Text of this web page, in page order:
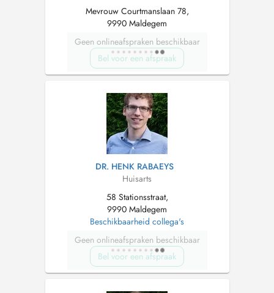
Mevrouw Courtmanslaan 78,
9990 Maldegem
Geen onlineafspraken beschikbaar
Bel voor een afspraak
DR. HENK RABAEYS
Huisarts
58 Stationsstraat,
9990 Maldegem
Beschikbaarheid collega's
Geen onlineafspraken beschikbaar
Bel voor een afspraak